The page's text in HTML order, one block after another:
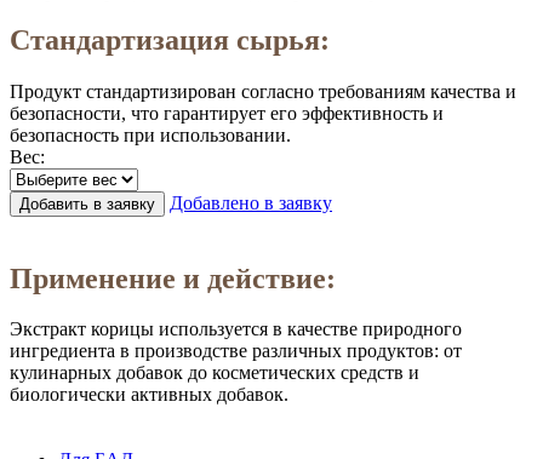
Стандартизация сырья:
Продукт стандартизирован согласно требованиям качества и
безопасности, что гарантирует его эффективность и
безопасность при использовании.
Вес:
Добавить в заявку
Добавлено в заявку
Применение и действие:
Экстракт корицы используется в качестве природного
ингредиента в производстве различных продуктов: от
кулинарных добавок до косметических средств и
биологически активных добавок.